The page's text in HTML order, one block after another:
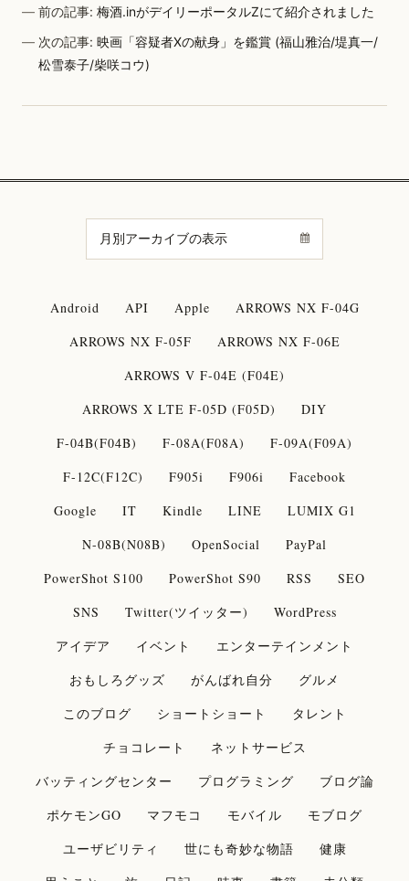
前の記事:梅酒.inがデイリーポータルZにて紹介されました
次の記事:映画「容疑者Xの献身」を鑑賞 (福山雅治/堤真一/
松雪泰子/柴咲コウ)
Android API Apple
ARROWS NX F-04G
ARROWS NX F-05F
ARROWS NX F-06E
ARROWS V F-04E (F04E)
ARROWS X LTE F-05D (F05D)
DIY
F-04B(F04B)
F-08A(F08A)
F-09A(F09A)
F-12C(F12C)
F905i F906i
Facebook
Google
IT Kindle LINE
LUMIX G1
N-08B(N08B)
OpenSocial
PayPal
PowerShot S100
PowerShot S90 RSS
SEO
SNS
Twitter(ツイッター)
WordPress
アイデア
イベント
エンターテインメント
おもしろグッズ
がんばれ自分
グルメ
このブログ
ショートショート
タレント
チョコレート
ネットサービス
バッティングセンター
プログラミング
ブログ論
ポケモンGO
マフモコ モバイル
モブログ
ユーザビリティ
世にも奇妙な物語
健康